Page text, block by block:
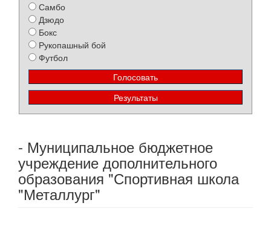
Самбо
Дзюдо
Бокс
Рукопашный бой
Футбол
- Муниципальное бюджетное
учреждение дополнительного
образования "Спортивная школа
"Металлург"